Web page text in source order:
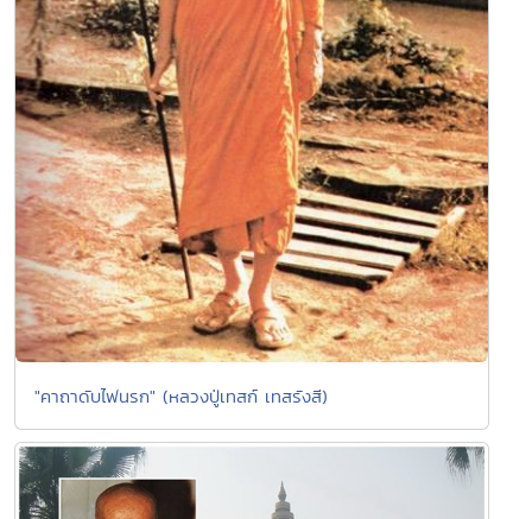
"คาถาดับไฟนรก" (หลวงปู่เทสก์ เทสรังสี)